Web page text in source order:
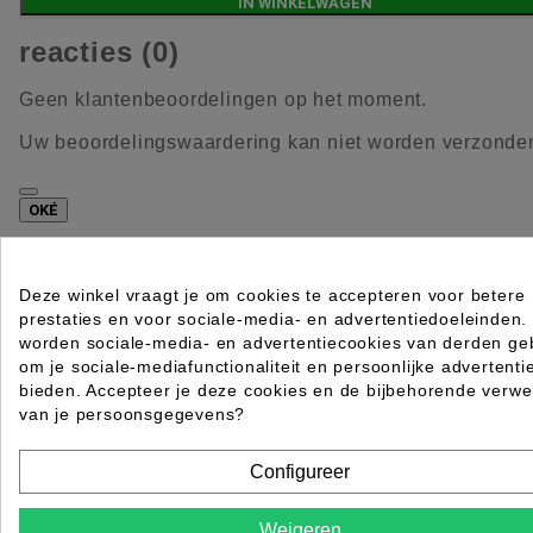
reacties (0)
Geen klantenbeoordelingen op het moment.
Uw beoordelingswaardering kan niet worden
OKÉ
Bent u zeker dat u deze reactie wil rapporteren?
Nee JA
Rapport verzonden
Uw rapport is verzonden en wordt gecontroleerd.
Uw rapport kan niet worden verzonden
Deze winkel vraagt je om cookies te accepteren voor betere
prestaties en voor sociale-media- en advertentiedoeleinden.
worden sociale-media- en advertentiecookies van derden
om je sociale-mediafunctionaliteit en persoonlijke
bieden. Accepteer je deze cookies en de bijbehorende
van je persoonsgegevens?
Configureer